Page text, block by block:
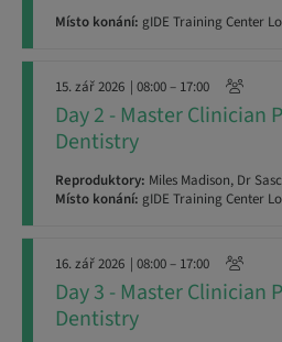
Místo konání: gIDE Training Center
15. zář 2026 | 08:00 – 17:00
Day 2 - Master
Dentistry
Reproduktory: Miles Madison, Dr
Místo konání: gIDE Training Center
16. zář 2026 | 08:00 – 17:00
Day 3 - Master
Dentistry